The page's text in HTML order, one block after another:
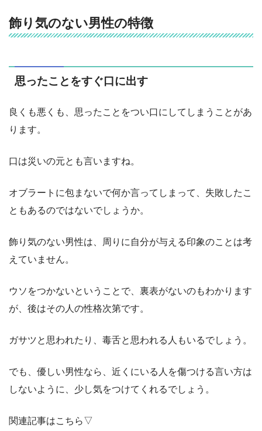
飾り気のない男性の特徴
思ったことをすぐ口に出す
良くも悪くも、思ったことをつい口にしてしまうことがあ
ります。
口は災いの元とも言いますね。
オブラートに包まないで何か言ってしまって、失敗したこ
ともあるのではないでしょうか。
飾り気のない男性は、周りに自分が与える印象のことは考
えていません。
ウソをつかないということで、裏表がないのもわかります
が、後はその人の性格次第です。
ガサツと思われたり、毒舌と思われる人もいるでしょう。
でも、優しい男性なら、近くにいる人を傷つける言い方は
しないように、少し気をつけてくれるでしょう。
関連記事はこちら▽